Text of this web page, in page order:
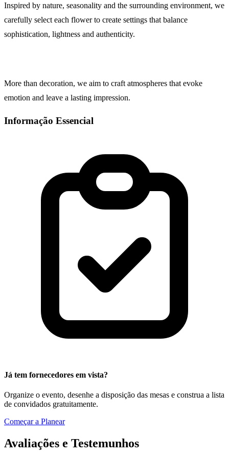
Inspired by nature, seasonality and the surrounding environment, we
carefully select each flower to create settings that balance
sophistication, lightness and authenticity.
More than decoration, we aim to craft atmospheres that evoke
emotion and leave a lasting impression.
Informação Essencial
Já tem fornecedores em vista?
Organize o evento, desenhe a disposição das mesas e construa a lista
de convidados gratuitamente.
Começar a Planear
Avaliações e Testemunhos